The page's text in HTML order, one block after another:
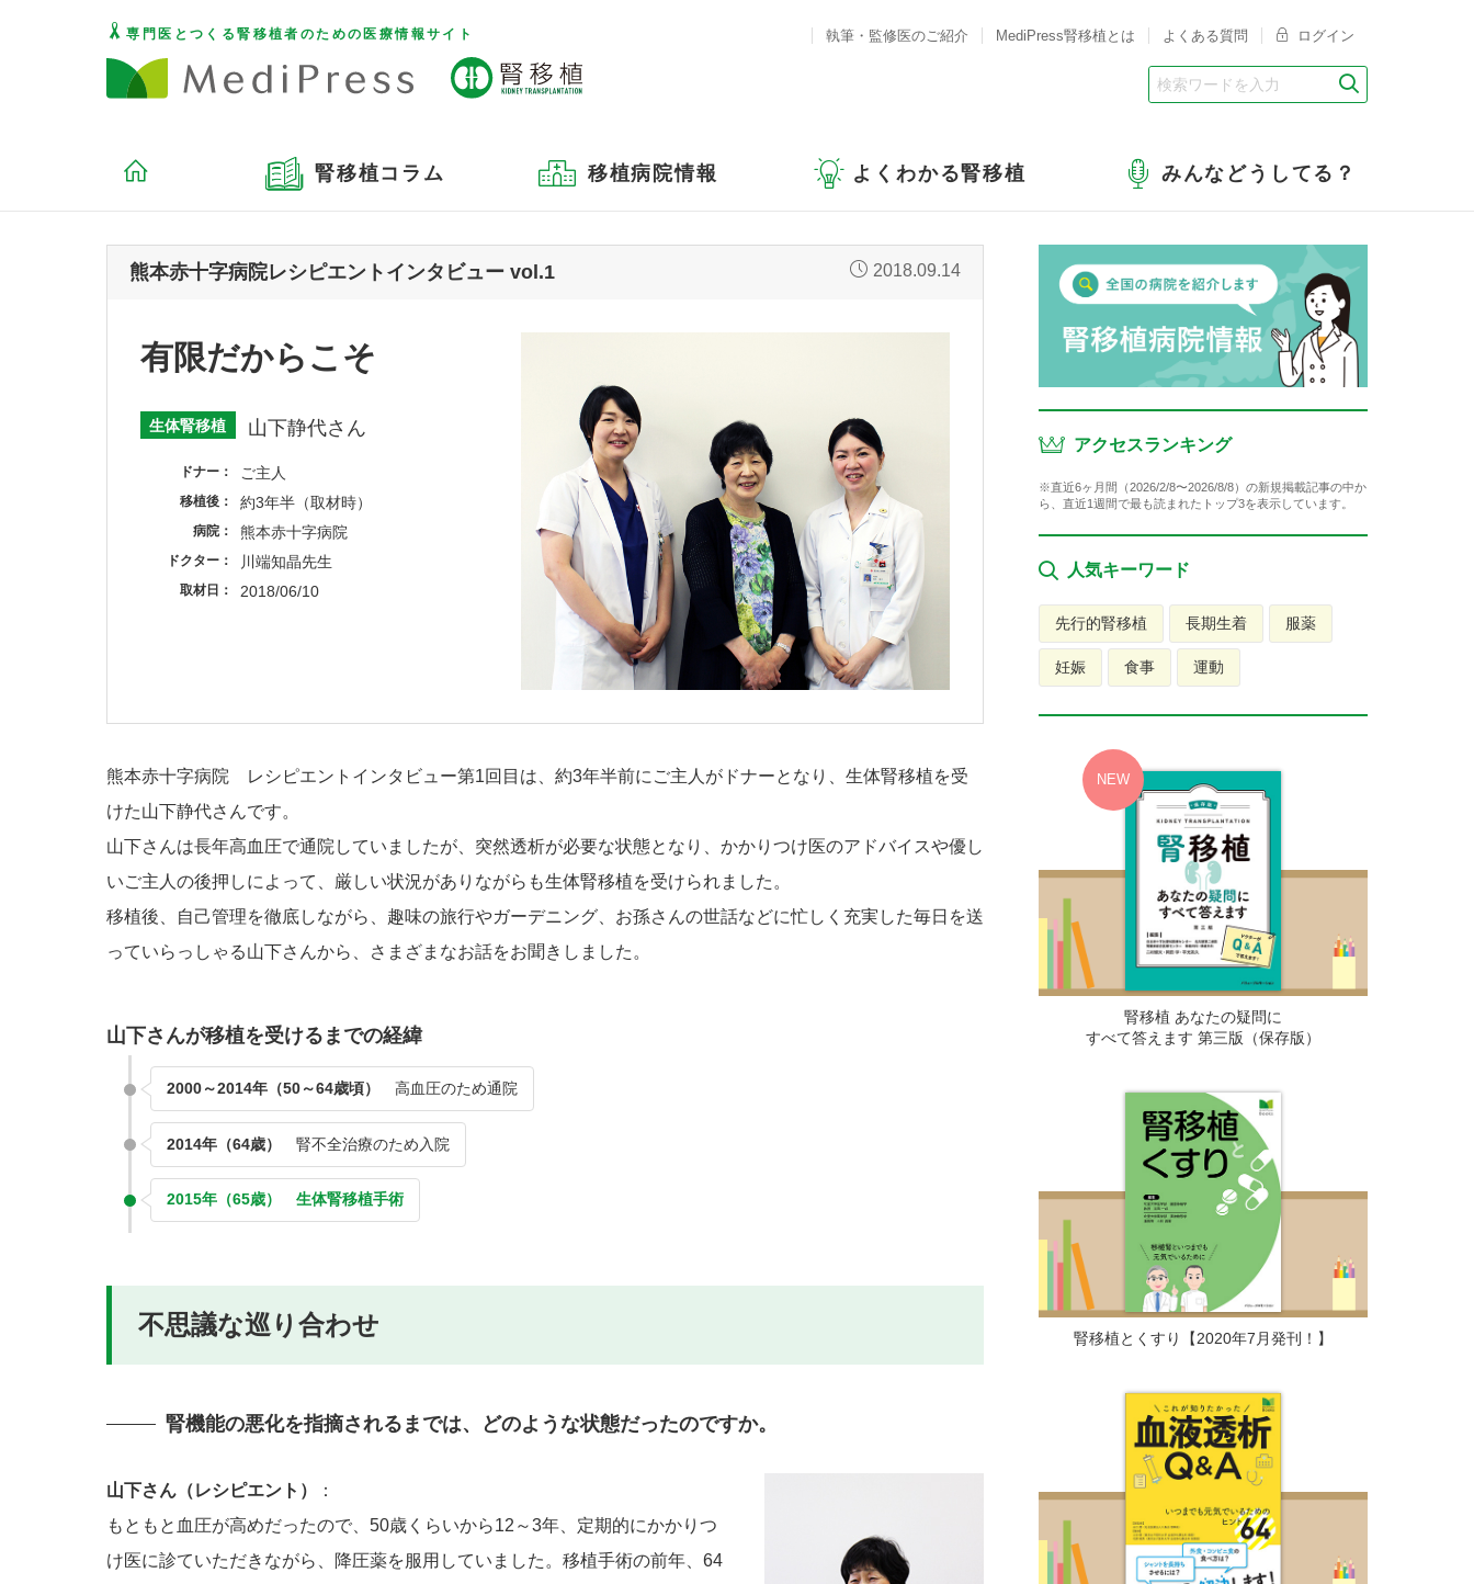
専門医とつくる腎移植者のための医療情報サイト
腎移植コラム 移植病院情報 よくわかる腎移植 みんなどうしてる？
執筆・監修医のご紹介 MediPress腎移植とは よくある質問 ログイン
熊本赤十字病院レシピエントインタビュー vol.1 2018.09.14
有限だからこそ
生体腎移植 山下静代さん
ドナー ご主人
移植後 約3年半（取材時）
病院 熊本赤十字病院
ドクター 川端知晶先生
取材日 2018/06/10
熊本赤十字病院 レシピエントインタビュー第1回目は、約3年半前にご主人がドナーとなり、生体腎移植を受
けた山下静代さんです。
山下さんは長年高血圧で通院していましたが、突然透析が必要な状態となり、かかりつけ医のアドバイスや優し
いご主人の後押しによって、厳しい状況がありながらも生体腎移植を受けられました。
移植後、自己管理を徹底しながら、趣味の旅行やガーデニング、お孫さんの世話などに忙しく充実した毎日を送
っていらっしゃる山下さんから、さまざまなお話をお聞きしました。
山下さんが移植を受けるまでの経緯
2000～2014年（50～64歳頃） 高血圧のため通院
2014年（64歳） 腎不全治療のため入院
2015年（65歳） 生体腎移植手術
不思議な巡り合わせ
腎機能の悪化を指摘されるまでは、どのような状態だったのですか。
山下さん（レシピエント）
：
もともと血圧が高めだったので、50歳くらいから12～3年、定期的にかかりつ
け医に診ていただきながら、降圧薬を服用していました。移植手術の前年、64
アクセスランキング
※直近6ヶ月間（2026/2/8〜2026/8/8）の新規掲載記事の中か
ら、直近1週間で最も読まれたトップ3を表示しています。
人気キーワード
先行的腎移植 長期生着 服薬
妊娠 食事 運動
腎移植 あなたの疑問に
すべて答えます 第三版（保存版）
腎移植とくすり【2020年7月発刊！】